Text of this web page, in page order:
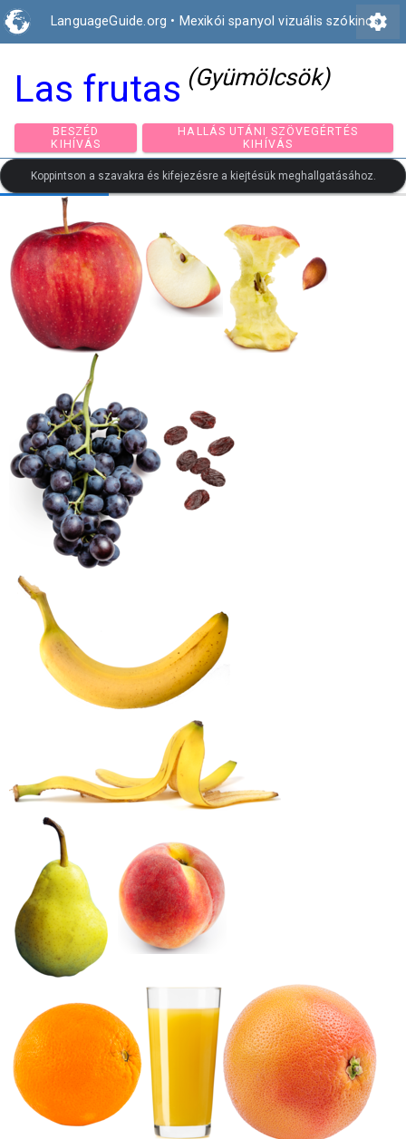
LanguageGuide.org • Mexikói spanyol vizuális szókincs
settings
Las frutas (Gyümölcsök)
BESZÉD
KIHÍVÁS
HALLÁS UTÁNI SZÖVEGÉRTÉS
KIHÍVÁS
Koppintson a szavakra és kifejezésre a kiejtésük meghallgatásához.